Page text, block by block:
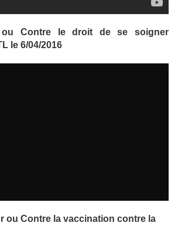
ou Contre le droit de se soigner
le 6/04/2016
ou Contre la vaccination contre la